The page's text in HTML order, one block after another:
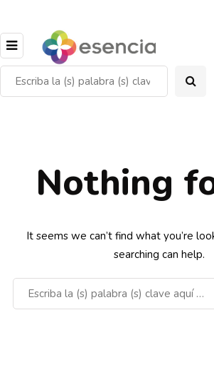
Nothing
It seems we can’t find what you’re
searching can help.